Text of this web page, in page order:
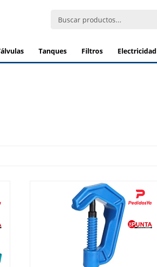
válvulas tanques filtros electricidad